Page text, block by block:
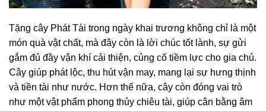
Tặng cây Phát Tài trong ngày khai trương không chỉ là một
món quà vật chất, mà đây còn là lời chúc tốt lành, sự gửi
gắm đủ đầy vận khí cải thiện, củng cố tiềm lực cho gia chủ.
Cây giúp phát lộc, thu hút vận may, mang lại sự hưng thịnh
và tiền tài như nước. Hơn thế nữa, cây còn đóng vai trò
như một vật phẩm phong thủy chiêu tài, giúp cân bằng âm